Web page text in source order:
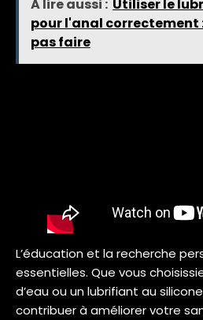
A lire aussi : Utiliser le
pour l'anal correctement
pas faire
L’éducation et la recherche
essentielles. Que vous
d’eau ou un lubrifiant au
contribuer à améliorer votre